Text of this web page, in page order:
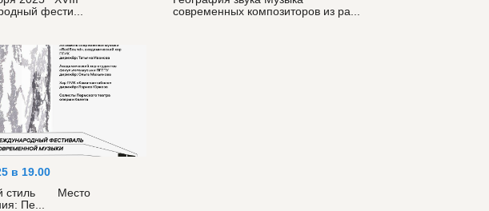
фести...
современных композиторов из ра...
в 19.00
стиль Место
Пе...